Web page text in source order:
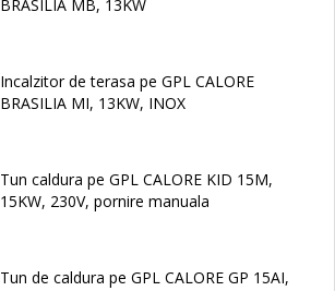
BRASILIA MB, 13KW
Incalzitor de terasa pe GPL CALORE
BRASILIA MI, 13KW, INOX
Tun caldura pe GPL CALORE KID 15M,
15KW, 230V, pornire manuala
Tun de caldura pe GPL CALORE GP 15AI,